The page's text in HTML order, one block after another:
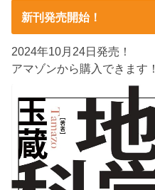
新刊発売開始！
2024年10月24日発売！
アマゾンから購入できます！